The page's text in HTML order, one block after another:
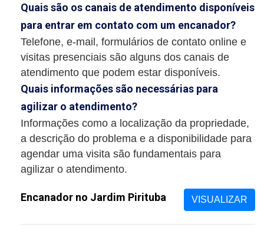
Quais são os canais de atendimento disponíveis
para entrar em contato com um encanador?
Telefone, e-mail, formulários de contato online e
visitas presenciais são alguns dos canais de
atendimento que podem estar disponíveis.
Quais informações são necessárias para
agilizar o atendimento?
Informações como a localização da propriedade,
a descrição do problema e a disponibilidade para
agendar uma visita são fundamentais para
agilizar o atendimento.
Encanador no Jardim Pirituba VISUALIZAR